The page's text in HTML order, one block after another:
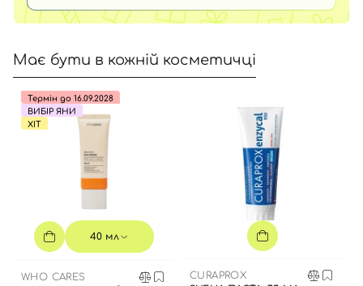
Має бути в кожній косметичці
Термін до 16.09.2028
ВИБІР ЯНИ
ХІТ
40 мл
WHO CARES
CURAPROX